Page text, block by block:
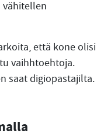
että kone olisi
vaihhtoehtoja.
saat digiopastajilta.